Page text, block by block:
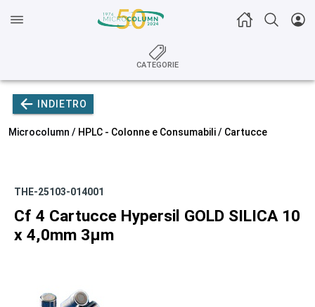
CATEGORIE
INDIETRO
Microcolumn / HPLC - Colonne e Consumabili/ Cartucce
THE-25103-014001
Cf 4 Cartucce Hypersil GOLD SILICA 10
x 4,0mm 3µm